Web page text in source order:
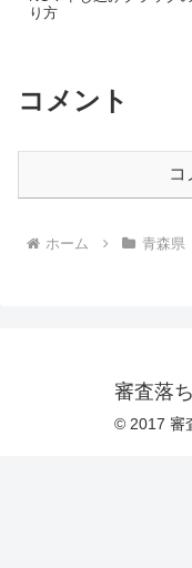
り方
コメント
コ
ホーム 青森県
審査落
© 2017 審